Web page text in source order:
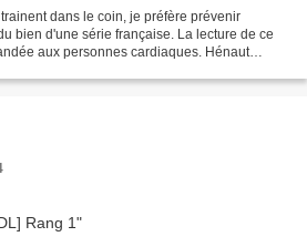
dans le coin, je préfère prévenir
bien d'une série française. La lecture de ce
aux personnes cardiaques. Hénaut